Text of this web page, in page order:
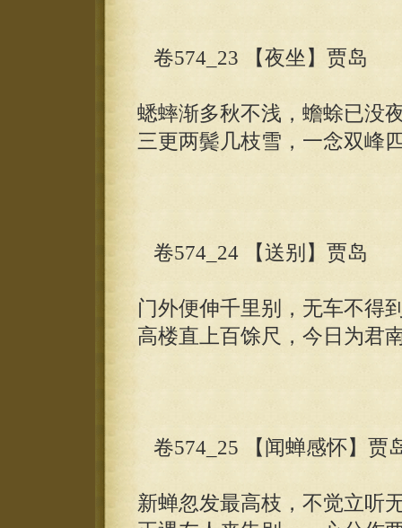
卷574_23 【夜坐】贾岛
蟋蟀渐多秋不浅，蟾蜍已没
三更两鬓几枝雪，一念双峰
卷574_24 【送别】贾岛
门外便伸千里别，无车不得
高楼直上百馀尺，今日为君
卷574_25 【闻蝉感怀】贾
新蝉忽发最高枝，不觉立听